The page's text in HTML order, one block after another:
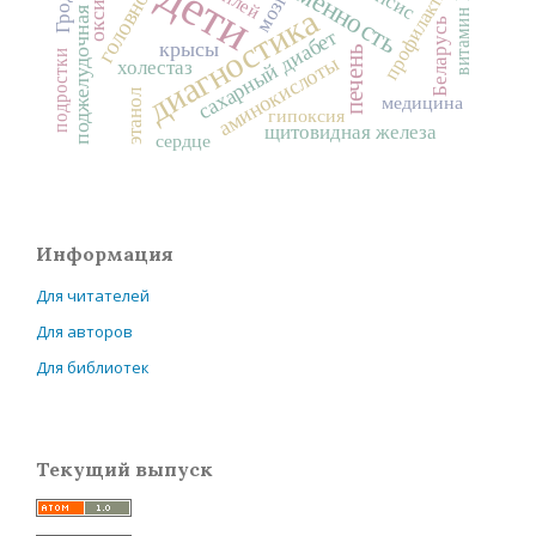
диагностика печень
крысысахарный диабет
аминокислоты
профилактика
холестаз
этанол
Беларусь
щитовидная железа
мозг
медицина
сердце
подростки гипоксия
витамин D
Информация
Для читателей
Для авторов
Для библиотек
Текущий выпуск